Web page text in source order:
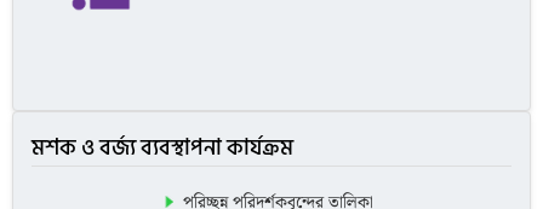
মশক ও বর্জ্য ব্যবস্থাপনা কার্যক্রম
পরিচ্ছন্ন পরিদর্শকবৃন্দের তালিকা